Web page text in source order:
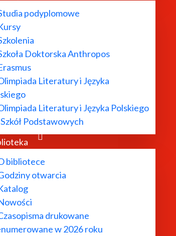
podyplomowe
Doktorska Anthropos
Literatury i Języka
Literatury i Języka Polskiego
Podstawowych
bibliotece
otwarcia
drukowane
w 2026 roku